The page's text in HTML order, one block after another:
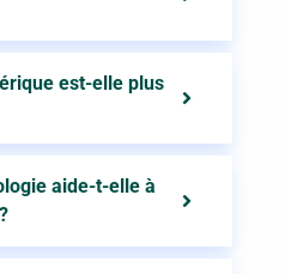
est-elle plus
aide-t-elle à